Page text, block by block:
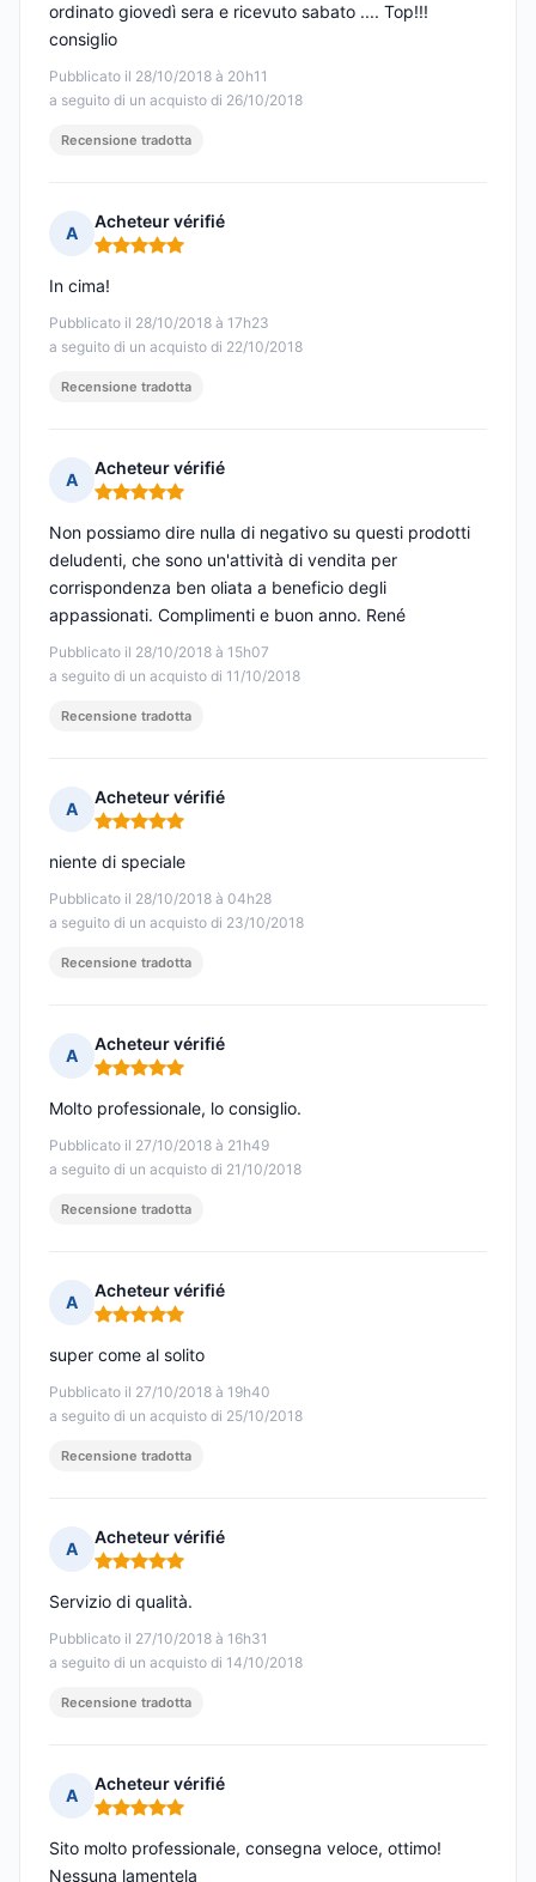
Pubblicato il 28/10/2018 à 20h11
a seguito di un acquisto di 26/10/2018
ordinato giovedì sera e ricevuto sabato .... Top!!!
consiglio
Recensione tradotta
A
Acheteur vérifié
Nota: 5 su 5
Pubblicato il 28/10/2018 à 17h23
a seguito di un acquisto di 22/10/2018
In cima!
Recensione tradotta
A
Acheteur vérifié
Nota: 5 su 5
Pubblicato il 28/10/2018 à 15h07
a seguito di un acquisto di 11/10/2018
Non possiamo dire nulla di negativo su questi prodotti
deludenti, che sono un'attività di vendita per
corrispondenza ben oliata a beneficio degli
appassionati. Complimenti e buon anno. René
Recensione tradotta
A
Acheteur vérifié
Nota: 5 su 5
Pubblicato il 28/10/2018 à 04h28
a seguito di un acquisto di 23/10/2018
niente di speciale
Recensione tradotta
A
Acheteur vérifié
Nota: 5 su 5
Pubblicato il 27/10/2018 à 21h49
a seguito di un acquisto di 21/10/2018
Molto professionale, lo consiglio.
Recensione tradotta
A
Acheteur vérifié
Nota: 5 su 5
Pubblicato il 27/10/2018 à 19h40
a seguito di un acquisto di 25/10/2018
super come al solito
Recensione tradotta
A
Acheteur vérifié
Nota: 5 su 5
Pubblicato il 27/10/2018 à 16h31
a seguito di un acquisto di 14/10/2018
Servizio di qualità.
Recensione tradotta
A
Acheteur vérifié
Nota: 5 su 5
Sito molto professionale, consegna veloce, ottimo!
Nessuna lamentela